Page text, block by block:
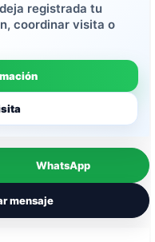
registrada tu
coordinar visita o
WhatsApp
mensaje